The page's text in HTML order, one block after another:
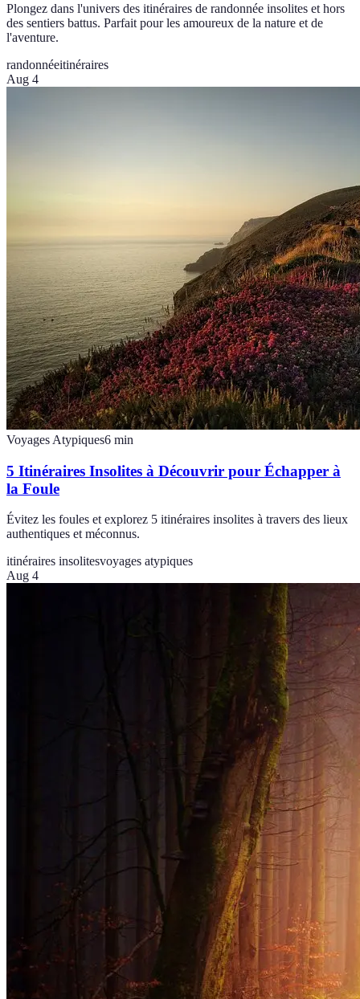
Plongez dans l'univers des itinéraires de randonnée insolites et hors
des sentiers battus. Parfait pour les amoureux de la nature et de
l'aventure.
randonnéeitinéraires
Aug 4
Voyages Atypiques6 min
5 Itinéraires Insolites à Découvrir pour Échapper à
la Foule
Évitez les foules et explorez 5 itinéraires insolites à travers des lieux
authentiques et méconnus.
itinéraires insolitesvoyages atypiques
Aug 4